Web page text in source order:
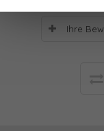
Ihre